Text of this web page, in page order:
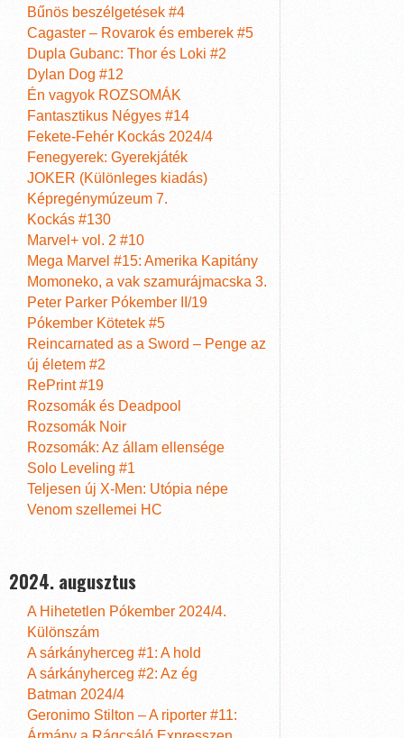
Bűnös beszélgetések #4
Cagaster – Rovarok és emberek #5
Dupla Gubanc: Thor és Loki #2
Dylan Dog #12
Én vagyok ROZSOMÁK
Fantasztikus Négyes #14
Fekete-Fehér Kockás 2024/4
Fenegyerek: Gyerekjáték
JOKER (Különleges kiadás)
Képregénymúzeum 7.
Kockás #130
Marvel+ vol. 2 #10
Mega Marvel #15: Amerika Kapitány
Momoneko, a vak szamurájmacska 3.
Peter Parker Pókember II/19
Pókember Kötetek #5
Reincarnated as a Sword – Penge az
új életem #2
RePrint #19
Rozsomák és Deadpool
Rozsomák Noir
Rozsomák: Az állam ellensége
Solo Leveling #1
Teljesen új X-Men: Utópia népe
Venom szellemei HC
2024. augusztus
A Hihetetlen Pókember 2024/4.
Különszám
A sárkányherceg #1: A hold
A sárkányherceg #2: Az ég
Batman 2024/4
Geronimo Stilton – A riporter #11: